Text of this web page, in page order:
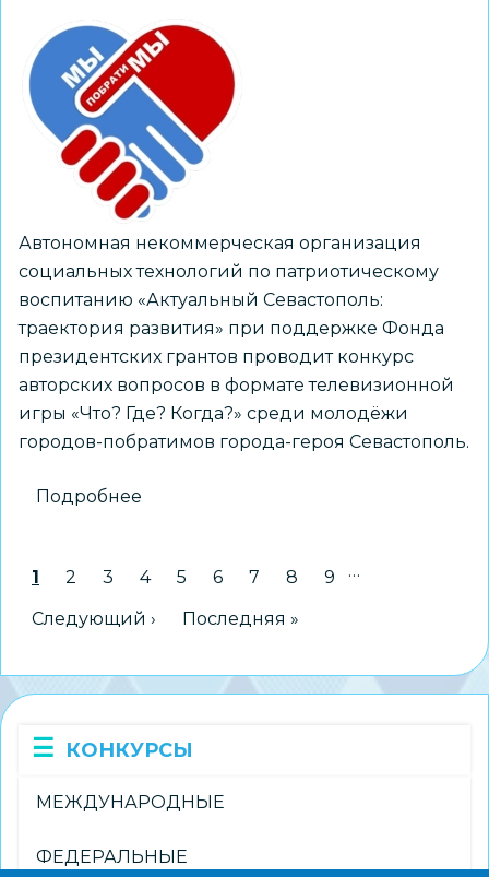
присуждение
V
Всероссийской
детской
премии
«Новая
философия
воспитания»
по
основным
номинациям
Автономная некоммерческая организация
социальных технологий по патриотическому
воспитанию «Актуальный Севастополь:
траектория развития» при поддержке Фонда
президентских грантов проводит конкурс
авторских вопросов в формате телевизионной
игры «Что? Где? Когда?» среди молодёжи
городов-побратимов города-героя Севастополь.
Подробнее
конкурс
авторских
ПОБРАТИМЫ.
формат»
Нумерация
Текущая страница
1 Страница
2 Страница
3 Страница
4 Страница
5 Страница
6 Страница
7 Страница
8 Страница
9 …
Следующая страница
Следующий › Последняя страница
Последняя »
КОНКУРСЫ
МЕЖДУНАРОДНЫЕ
ФЕДЕРАЛЬНЫЕ